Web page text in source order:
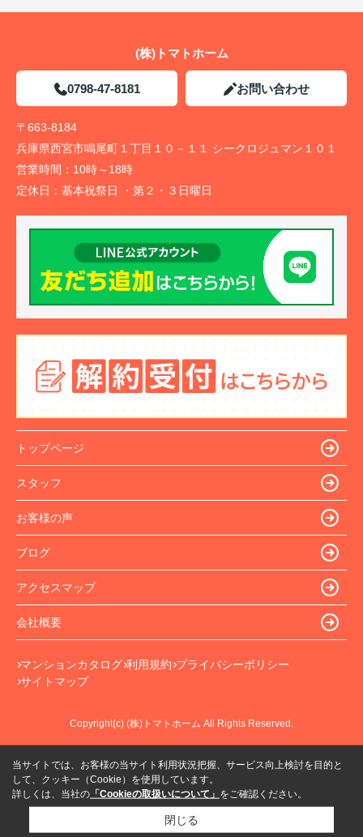
(株)トマトホーム
0798-47-8181 お問い合わせ
〒663-8184
兵庫県西宮市鳴尾町１丁目１０－１１ シークロジュマン１０１
営業時間： 10時～18時
定休日： 基本祝祭日 ・第２・３日曜日
トップページ
スタッフ
お客様の声
ブログ
アクセスマップ
会社概要
マンションカタログ 利用規約 プライバシーポリシー
サイトマップ
Copyright(c) (株)トマトホーム All Rights Reserved.
当サイトでは、お客様の当サイト利用状況把握、サービス向上検討を目的と
して、クッキー（Cookie）を使用しています。
詳しくは、当社の 「Cookieの取扱いについて」 をご確認ください。
閉じる